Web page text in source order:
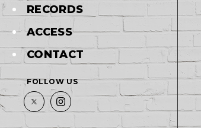
RECORDS
ACCESS
CONTACT
FOLLOW US